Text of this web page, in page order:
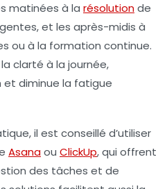
matinées à la résolutionde
et les après-midis à
ou à la formation continue.
clarté à la journée,
diminue la fatigue
il est conseillé d’utiliser
Asanaou ClickUp, qui offrent
des tâches et de